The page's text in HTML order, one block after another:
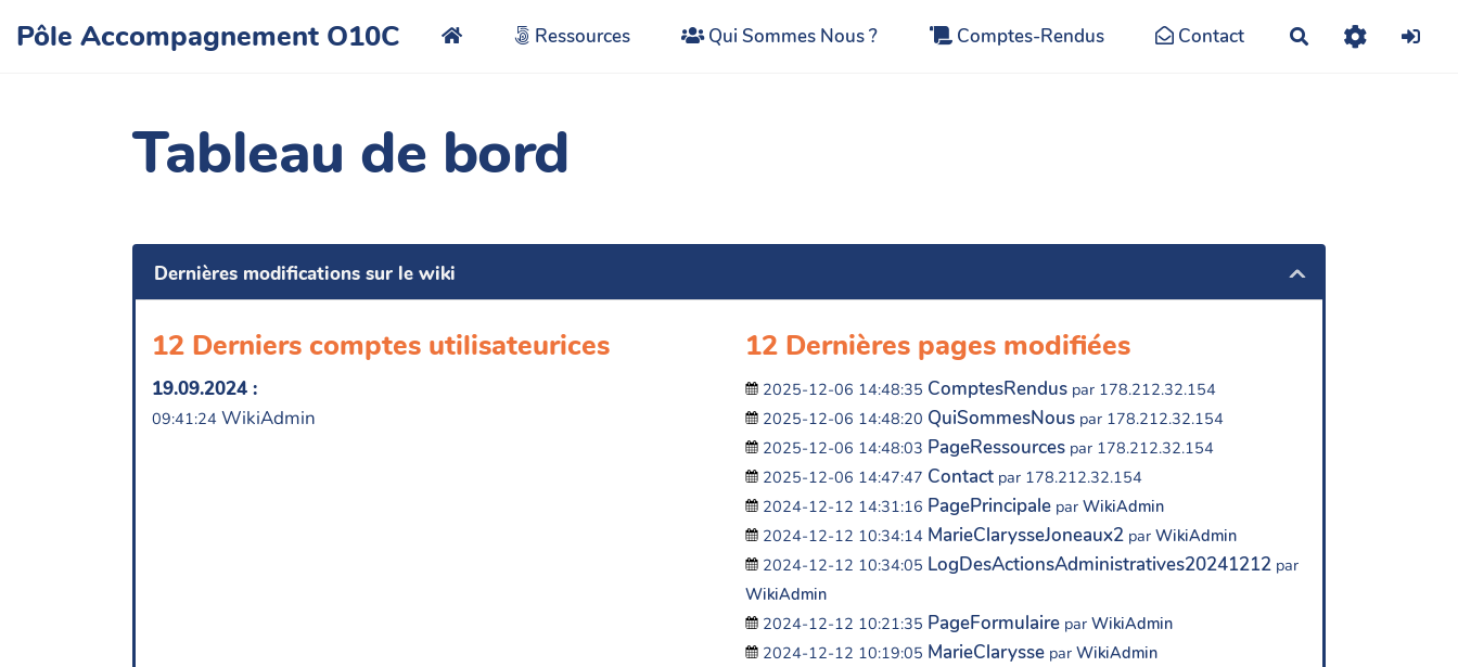
Aller au contenu principal
Pôle Accompagnement O10C Ressources Qui Sommes Nous ? Comptes-Rendus Contact Rechercher
Tableau de bord
Dernières modifications sur le wiki
12 Derniers comptes utilisateurices
19.09.2024 :
09:41:24 WikiAdmin
12 Dernières pages modifiées
2025-12-06 14:48:35 ComptesRendus par 178.212.32.154
2025-12-06 14:48:20 QuiSommesNous par 178.212.32.154
2025-12-06 14:48:03 PageRessources par 178.212.32.154
2025-12-06 14:47:47 Contact par 178.212.32.154
2024-12-12 14:31:16 PagePrincipale par WikiAdmin
2024-12-12 10:34:14 MarieClarysseJoneaux2 par WikiAdmin
2024-12-12 10:34:05 LogDesActionsAdministratives20241212 par
WikiAdmin
2024-12-12 10:21:35 PageFormulaire par WikiAdmin
2024-12-12 10:19:05 MarieClarysse par WikiAdmin